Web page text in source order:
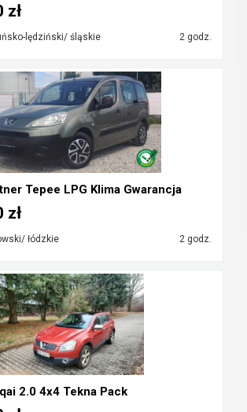
lędziński/ śląskie 2 godz.
zł
Tepee LPG Klima Gwarancja
łódzkie 2 godz.
zł
2.0 4x4 Tekna Pack